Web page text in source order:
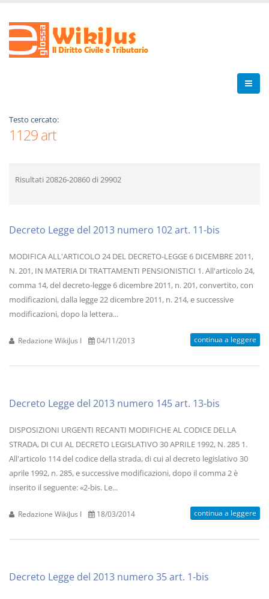
Testo cercato:
1129 art
Risultati 20826-20860di 29902
Decreto Legge del 2013 numero 102 art. 11-bis
MODIFICA ALL'ARTICOLO 24 DEL DECRETO-LEGGE 6 DICEMBRE 2011,
N. 201, IN MATERIA DI TRATTAMENTI PENSIONISTICI 1. All'articolo 24,
comma 14, del decreto-legge 6 dicembre 2011, n. 201, convertito, con
modificazioni, dalla legge 22 dicembre 2011, n. 214, e successive
modificazioni, dopo la lettera...
Redazione WikiJus I 04/11/2013 continua a leggere
Decreto Legge del 2013 numero 145 art. 13-bis
DISPOSIZIONI URGENTI RECANTI MODIFICHE AL CODICE DELLA
STRADA, DI CUI AL DECRETO LEGISLATIVO 30 APRILE 1992, N. 285 1.
All'articolo 114 del codice della strada, di cui al decreto legislativo 30
aprile 1992, n. 285, e successive modificazioni, dopo il comma 2 è
inserito il seguente: «2-bis. Le...
Redazione WikiJus I 18/03/2014 continua a leggere
Decreto Legge del 2013 numero 35 art. 1-bis